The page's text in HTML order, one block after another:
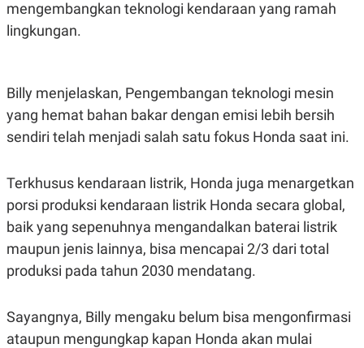
S
A
T
D
A
G
E
S
O
T
T
L
I
S
JARINGAN
K
T
N
P
S
S
R
mengembangkan teknologi kendaraan yang ramah
lingkungan.
Billy menjelaskan, Pengembangan teknologi mesin
yang hemat bahan bakar dengan emisi lebih bersih
sendiri telah menjadi salah satu fokus Honda saat ini.
Terkhusus kendaraan listrik, Honda juga menargetkan
porsi produksi kendaraan listrik Honda secara global,
baik yang sepenuhnya mengandalkan baterai listrik
maupun jenis lainnya, bisa mencapai 2/3 dari total
produksi pada tahun 2030 mendatang.
Sayangnya, Billy mengaku belum bisa mengonfirmasi
ataupun mengungkap kapan Honda akan mulai